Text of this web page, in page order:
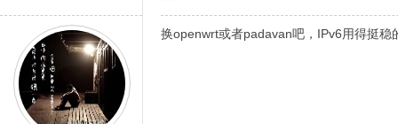
换openwrt或者padavan吧，IPv6用得挺稳